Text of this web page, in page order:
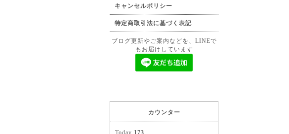
キャンセルポリシー
特定商取引法に基づく表記
ブログ更新やご案内などを、LINEで
もお届けしています
カウンター
Today 173